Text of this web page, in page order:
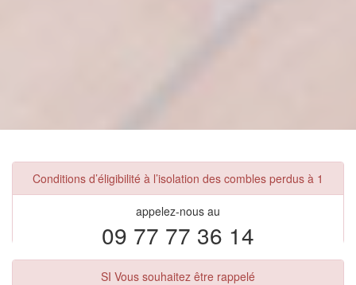
Conditions d’éligibilité à l’isolation des combles perdus à 1
appelez-nous au
09 77 77 36 14
SI Vous souhaitez être rappelé